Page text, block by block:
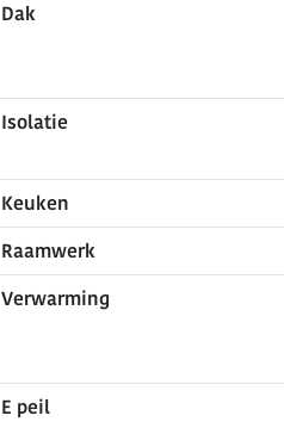
Dak
Isolatie
Keuken
Raamwerk
Verwarming
E peil